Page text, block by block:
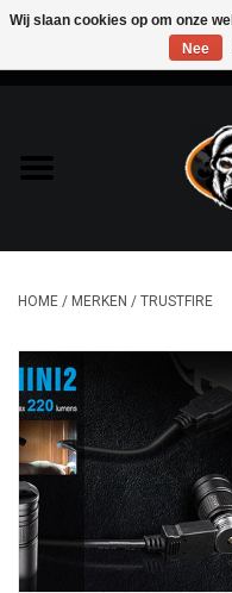
Bags & Packs
Bescherming
Lampen
Messen & Multitools
Schoenen
Speelgoed
HOME / MERKEN / TRUSTFIRE
Wij slaan cookies op om onze
Nee